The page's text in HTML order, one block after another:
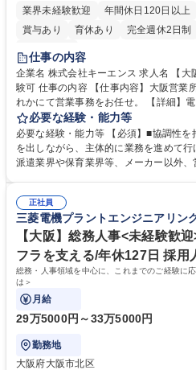
業界未経験歓迎
年間休日120日以上
賞与あり
育休あり 完全週休2日制
土日祝休み
仕事の内容
企業名 株式会社キーエンス 求人名 【大阪・京都・滋賀】営業事務 ※未経
験可 仕事の内容 【仕事内容】大阪営業所、京都営業所、滋賀営業所いず
れかにて営業事務をお任せ。 【詳細】
の作成・カタログ送付・来客対応・営業
善をお任せ。 【教育制度】ご入社後、育成担当とペアになりながらOJTに
て業務を覚えていただくことが可能で
れているため、スムーズに仕事に慣れ
募集職種 【大阪・京都・滋賀】営業事
必要な経験・能力等
必要な経験・能力等 【必須】■協調性
を出しながら、主体的に業務を進めて
派遣業界や保育業界等、メーカー以外
えて、お客様や社員の状況に合わせ、能
待され。組織を支えるスペシャリストと
社員から頼られる存在になることがで
務の持ち帰りも禁止されており、メリハ
歴・資格 学歴：大学院 大学 高専 短大 語
正社員
三菱電機プラントエンジニアリン
【大阪】総務人事<未経験歓
フラを支える/年休127日 採用
総務・人事領域を中心に、これまでのご経験に
は＞
月給
29万5000円～33万5000円
勤務地
大阪府大阪市北区